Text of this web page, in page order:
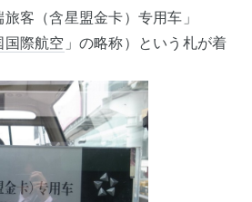
客（含星盟金卡）专用车」
国際航空 」の略称）という札が着